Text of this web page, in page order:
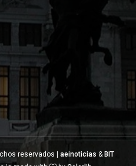
reservados | aeinoticias & BIT